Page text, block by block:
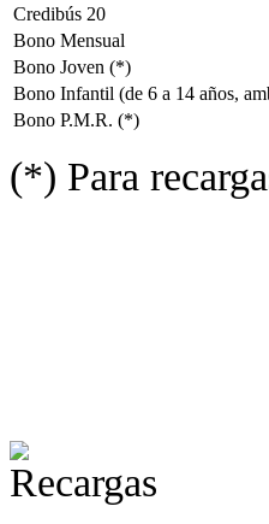
Credibús 20
Bono Mensual
Bono Joven (*)
Bono Infantil (de 6 a 14 años,
Bono P.M.R. (*)
(*) Para